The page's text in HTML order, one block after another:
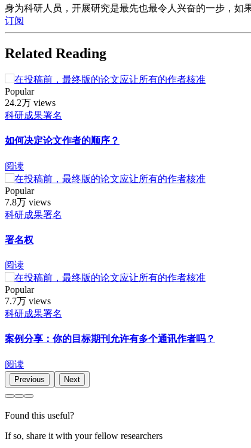
身为科研人员，开展研究是最先也最令人兴奋的一步，如
订阅
Related Reading
Popular
24.2万 views
科研成果署名
如何决定论文作者的顺序？
阅读
Popular
7.8万 views
科研成果署名
署名权
阅读
Popular
7.7万 views
科研成果署名
案例分享：你的目标期刊允许有多个通讯作者吗？
阅读
Previous Next
Found this useful?
If so, share it with your fellow researchers